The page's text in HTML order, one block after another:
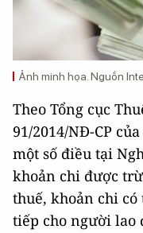
Ảnh minh họa. Nguồn
Theo Tổng cục
91/2014/NĐ-CP
một số điều tại
khoản chi được
thuế, khoản chi
tiếp cho người lao